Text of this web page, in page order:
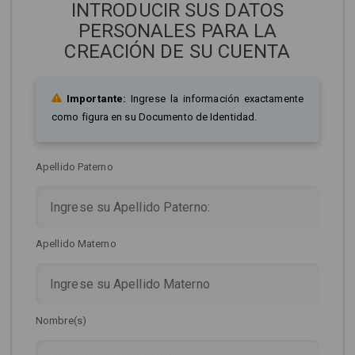
INTRODUCIR SUS DATOS
PERSONALES PARA LA
CREACIÓN DE SU CUENTA
Importante: Ingrese la información exactamente
como figura en su Documento de Identidad.
Apellido Paterno
Apellido Materno
Nombre(s)